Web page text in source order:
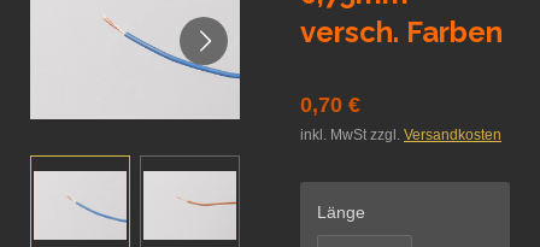
versch. Farben
0,70 €
inkl. MwSt zzgl. Versandkosten
Länge